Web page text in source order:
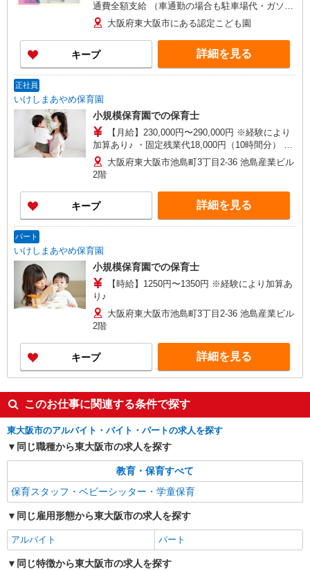
通費全額支給 （車通勤の場合も駐車場代・ガソリ
ン代は弊社負担） ・各種保険完備 ・昇給あり
大阪府東大阪市にある認定こども園
キープ 詳細を見る
正社員
いけしまあやめ保育園
小規模保育園での保育士
【月給】230,000円〜290,000円 ※経験により
加算あり♪ ・固定残業代18,000円（10時間分） ※
残業がない場合も支給し、万一の超過分は別途支
給
大阪府東大阪市池島町3丁目2-36 池島産業ビル
2階
キープ 詳細を見る
パート
いけしまあやめ保育園
小規模保育園での保育士
【時給】1250円〜1350円 ※経験により加算あ
り♪
大阪府東大阪市池島町3丁目2-36 池島産業ビル
2階
キープ 詳細を見る
このお仕事に関連する条件で探す
東大阪市のアルバイト・バイト・パートの求人を探す
同じ職種から東大阪市の求人を探す
教育・保育すべて
保育スタッフ・ベビーシッター・学童保育
同じ雇用形態から東大阪市の求人を探す
アルバイト パート
同じ特徴から東大阪市の求人を探す